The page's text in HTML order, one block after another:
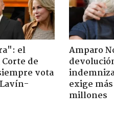
el
de
vota
Amparo
exige
millones